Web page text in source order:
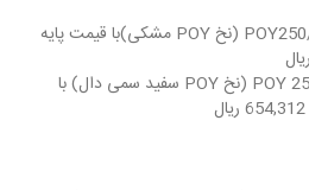
عرضه نخ POY250/48 – DDB (نخ POY مشکی)با قیمت پایه
عرضه نخ POY 250/48 – SD (نخ POY سفید سمی دال) با